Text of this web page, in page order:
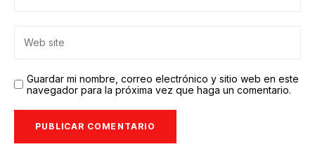
Guardar mi nombre, correo electrónico y sitio web en este
navegador para la próxima vez que haga un comentario.